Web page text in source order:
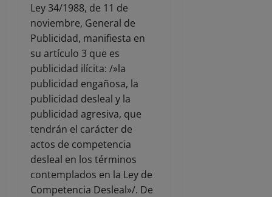
Ley 34/1988, de 11 de
noviembre, General de
Publicidad, manifiesta en
su artículo 3 que es
publicidad ilícita: /»la
publicidad engañosa, la
publicidad desleal y la
publicidad agresiva, que
tendrán el carácter de
actos de competencia
desleal en los términos
contemplados en la Ley de
Competencia Desleal»/. De